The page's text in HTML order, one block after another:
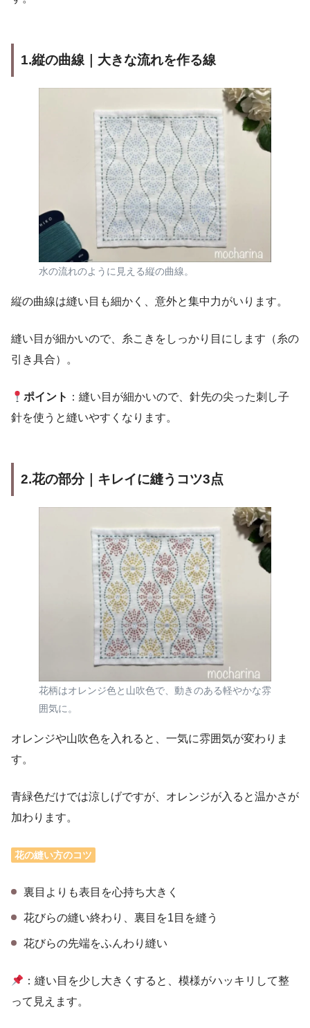
1.縦の曲線｜大きな流れを作る線
水の流れのように見える縦の曲線。
縦の曲線は縫い目も細かく、意外と集中力がいります。
縫い目が細かいので、糸こきをしっかり目にします（糸の
引き具合）。
ポイント ：縫い目が細かいので、針先の尖った刺し子
針を使うと縫いやすくなります。
2.花の部分｜キレイに縫うコツ3点
花柄はオレンジ色と山吹色で、動きのある軽やかな雰
囲気に。
オレンジや山吹色を入れると、一気に雰囲気が変わりま
す。
青緑色だけでは涼しげですが、オレンジが入ると温かさが
加わります。
花の縫い方のコツ
裏目よりも表目を心持ち大きく
花びらの縫い終わり、裏目を1目を縫う
花びらの先端をふんわり縫い
：縫い目を少し大きくすると、模様がハッキリして整
って見えます。